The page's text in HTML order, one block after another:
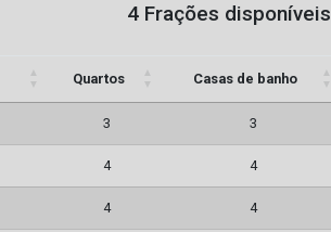
4 Frações disponíveis
Quartos Casas de banho
3 3
4 4
4 4